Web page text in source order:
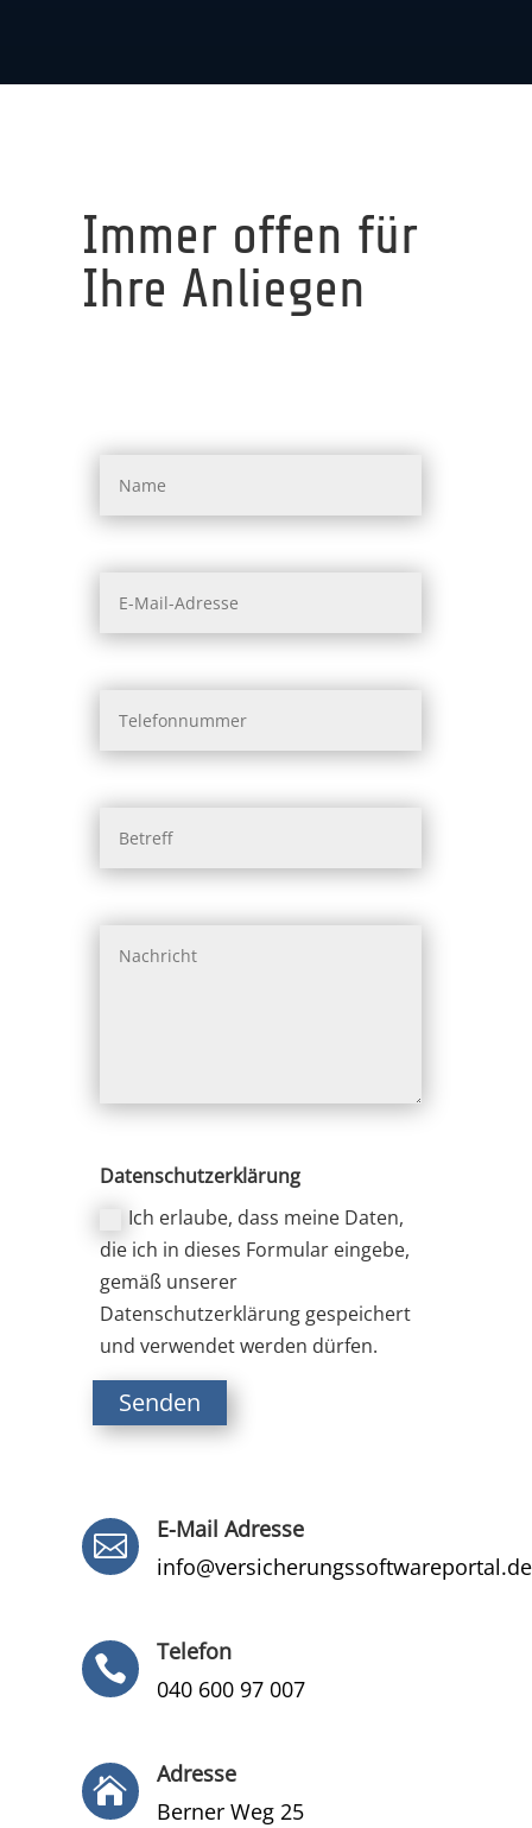
Immer offen für
Ihre Anliegen
Datenschutzerklärung
Ich erlaube, dass meine Daten,
die ich in dieses Formular eingebe,
gemäß unserer
Datenschutzerklärung gespeichert
und verwendet werden dürfen.
Senden

E-Mail Adresse
info@versicherungssoftwareportal.de

Telefon
040 600 97 007

Adresse
Berner Weg 25